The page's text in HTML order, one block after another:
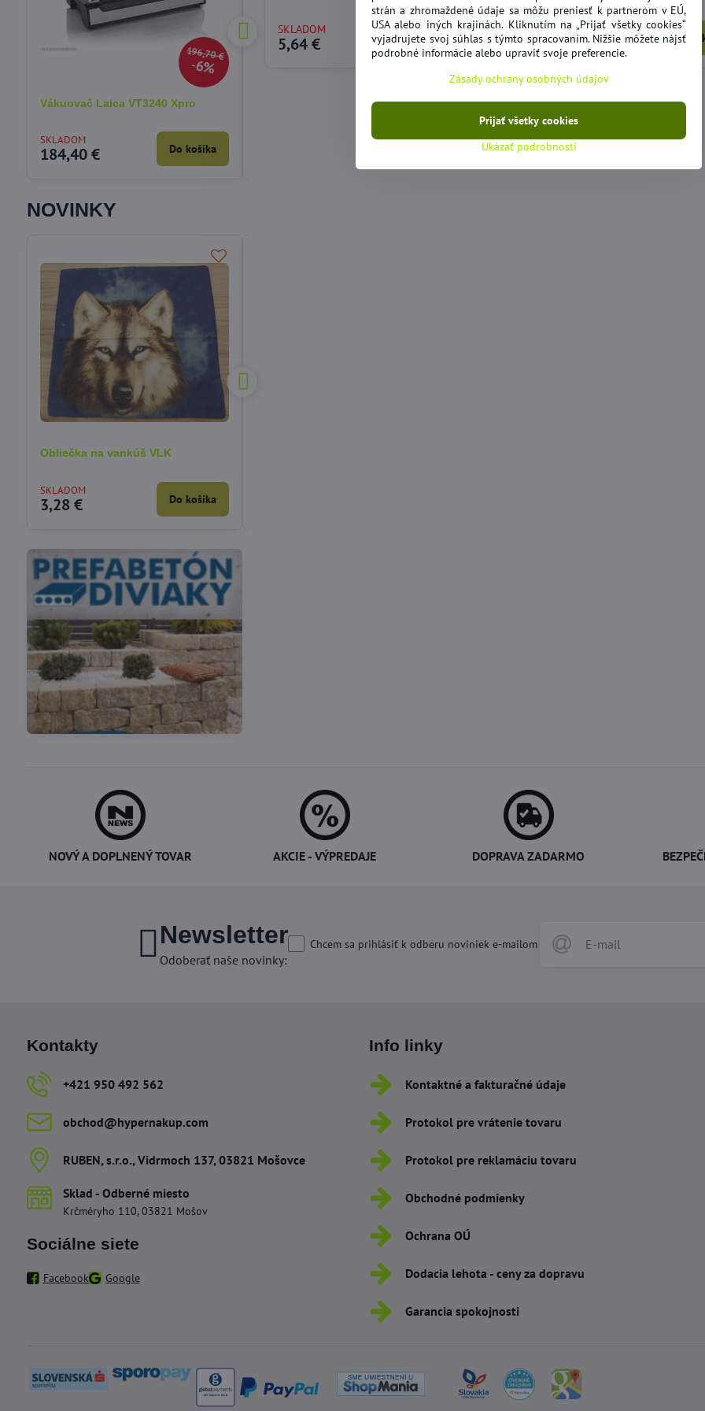
SKLADOM
5,64 € Do košíka
dielna
SKLADOM
21,53 € Do
196,70 €
6%
Vákuovač Laica VT3240 Xpro
SKLADOM
184,40 € Do košíka
Rozkladacia nafukovacia pohovka
20,40 €
Korektor fixátor Hallux Valgus
deň/noc - 1/ks
SKLADOM
4,31 €
NOVINKY
Obliečka na vankúš VLK
SKLADOM
3,28 € Do košíka
Vákuové skladovanie
potravín
Potreby pre cukrárov
NOVÝ A DOPLNENÝ TOVAR AKCIE - VÝPREDAJE DOPRAVA ZADARMO
Newsletter
Odoberať naše novinky:
Chcem sa prihlásiť k odberu noviniek e-mailom
Kontakty
+421 950 492 562
obchod​@hypernakup​.com
RUBEN, s​.r​.o​., Vidrmoch 137, 03821 Mošovce
Sklad - Odberné miesto
Krčméryho 110, 03821 Mošov
Sociálne siete
Facebook Google
Info linky
Kontaktné a fakturačné údaje
Protokol pre vrátenie tovaru
Protokol pre reklamáciu tovaru
Obchodné podmienky
Ochrana OÚ
Dodacia lehota - ceny za dopravu
Garancia spokojnosti
strán a zhromaždené údaje sa môžu preniesť k partnerom v EÚ,
USA alebo iných krajinách. Kliknutím na „Prijať všetky cookies“
vyjadrujete svoj súhlas s týmto spracovaním. Nižšie môžete nájsť
podrobné informácie alebo upraviť svoje preferencie.
Zásady ochrany osobných údajov
Ukázať podrobnosti
Prijať všetky cookies